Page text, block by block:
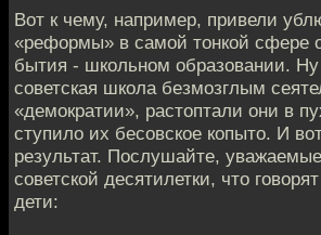
Вот к чему, например, привели
«реформы» в самой тонкой сфере
бытия - школьном образовании.
советская школа безмозглым
«демократии», растоптали они в
ступило их бесовское копыто. И
результат. Послушайте,
советской десятилетки, что
дети: